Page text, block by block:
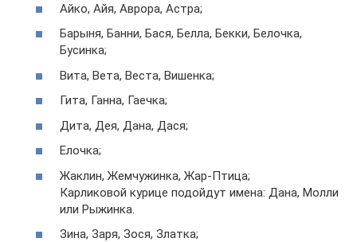
Айко, Айя, Аврора, Астра;
Барыня, Банни, Бася, Белла, Бекки, Белочка,
Бусинка;
Вита, Вета, Веста, Вишенка;
Гита, Ганна, Гаечка;
Дита, Дея, Дана, Дася;
Елочка;
Жаклин, Жемчужинка, Жар-Птица;
Карликовой курице подойдут имена: Дана, Молли
или Рыжинка.
Зина, Заря, Зося, Златка;